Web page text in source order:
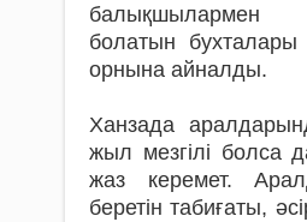
балықшылармен
болатын
орнына айналды.
Ханзада
жыл мезгілі болса
жаз керемет.
беретін табиғаты,